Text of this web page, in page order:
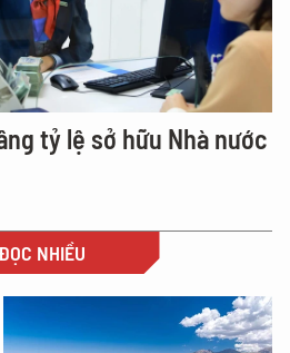
tỷ lệ sở hữu Nhà nước
ĐỌC NHIỀU